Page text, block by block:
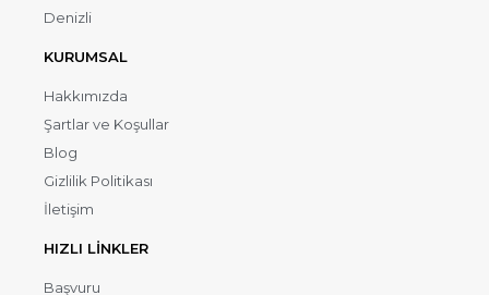
Denizli
KURUMSAL
Hakkımızda
Şartlar ve Koşullar
Blog
Gizlilik Politikası
İletişim
HIZLI LİNKLER
Başvuru